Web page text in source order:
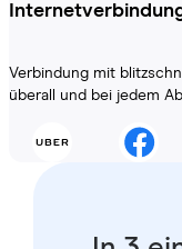
Verbindung mit
überall und bei jedem